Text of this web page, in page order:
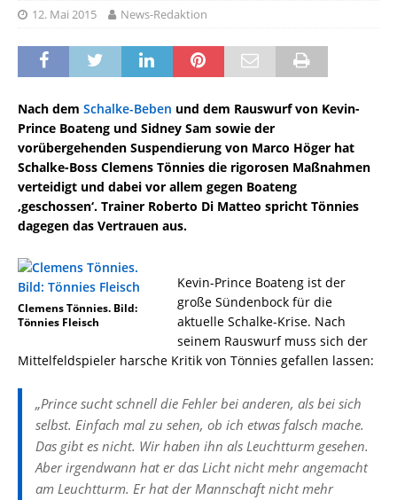
12. Mai 2015 News-Redaktion
Nach dem Schalke-Beben und dem Rauswurf von Kevin-
Prince Boateng und Sidney Sam sowie der
vorübergehenden Suspendierung von Marco Höger hat
Schalke-Boss Clemens Tönnies die rigorosen Maßnahmen
verteidigt und dabei vor allem gegen Boateng
‚geschossen‘. Trainer Roberto Di Matteo spricht Tönnies
dagegen das Vertrauen aus.
Clemens Tönnies. Bild:
Tönnies Fleisch
Kevin-Prince Boateng ist der
große Sündenbock für die
aktuelle Schalke-Krise. Nach
seinem Rauswurf muss sich der
Mittelfeldspieler harsche Kritik von Tönnies gefallen lassen:
„Prince sucht schnell die Fehler bei anderen, als bei sich
selbst. Einfach mal zu sehen, ob ich etwas falsch mache.
Das gibt es nicht. Wir haben ihn als Leuchtturm gesehen.
Aber irgendwann hat er das Licht nicht mehr angemacht
am Leuchtturm. Er hat der Mannschaft nicht mehr